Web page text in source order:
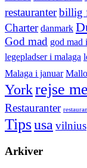
restauranterbillig
Charter danmark
God mad god mad
legepladser i malaga
Malaga i januar
Yorkrejse
Restauranter
Tipsusa vilnius
Arkiver